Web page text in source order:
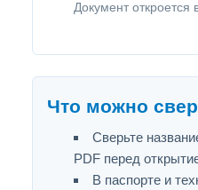
Документ откроется
Что можно
Сверьте
PDF перед
В паспорте и